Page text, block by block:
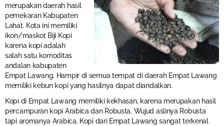
merupakan daerah hasil
pemekaran Kabupaten
Lahat. Kota ini memiliki
ikon/maskot Biji Kopi
karena kopi adalah
salah satu komoditas
andalan kabupaten
Empat Lawang. Hampir di semua tempat di daerah Empat Lawang
memiliki kebun kopi yang hasilnya dapat diandalkan.
Kopi di Empat Lawang memiliki kekhasan, karena merupakan hasil
percampuran kopi Arabica dan Robusta. Wujud aslinya Robusta
tapi aromanya Arabica. Kopi dari Empat Lawang sangat terkenal